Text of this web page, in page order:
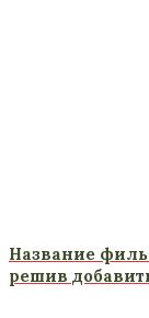
Название
решив